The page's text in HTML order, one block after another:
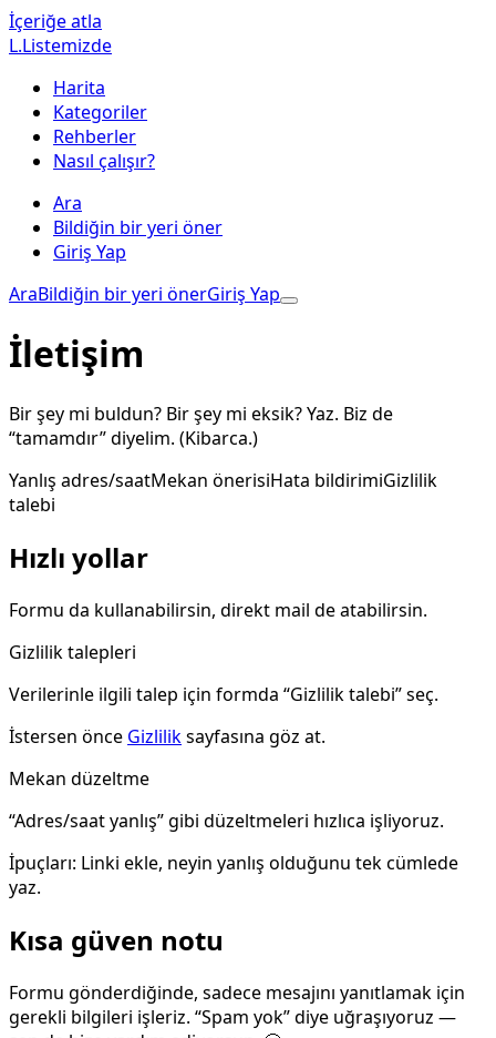
İçeriğe atla
L.Listemizde
Harita
Kategoriler
Rehberler
Nasıl çalışır?
Ara
Bildiğin bir yeri öner
Giriş Yap
AraBildiğin bir yeri önerGiriş Yap
İletişim
Bir şey mi buldun? Bir şey mi eksik? Yaz. Biz de
“tamamdır” diyelim. (Kibarca.)
Yanlış adres/saatMekan önerisiHata bildirimiGizlilik
talebi
Hızlı yollar
Formu da kullanabilirsin, direkt mail de atabilirsin.
Gizlilik talepleri
Verilerinle ilgili talep için formda “Gizlilik talebi” seç.
İstersen önce Gizliliksayfasına göz at.
Mekan düzeltme
“Adres/saat yanlış” gibi düzeltmeleri hızlıca işliyoruz.
İpuçları: Linki ekle, neyin yanlış olduğunu tek cümlede
yaz.
Kısa güven notu
Formu gönderdiğinde, sadece mesajını yanıtlamak için
gerekli bilgileri işleriz. “Spam yok” diye uğraşıyoruz —